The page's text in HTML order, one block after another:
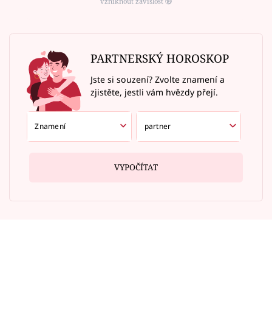
PARTNERSKÝ HOROSKOP
Jste si souzení? Zvolte znamení a
zjistěte, jestli vám hvězdy přejí.
VYPOČÍTAT